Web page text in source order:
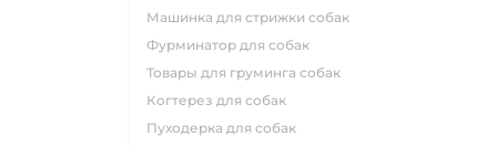
машинка для стрижки собак
фурминатор для собак
товары для груминга собак
когтерез для собак
пуходерка для собак